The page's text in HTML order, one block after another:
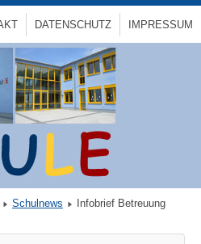
IMPRESSUM
DATENSCHUTZ
Schulnews Infobrief Betreuung